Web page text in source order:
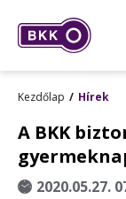
Kezdőlap Hírek
A BKK
2020.05.27.